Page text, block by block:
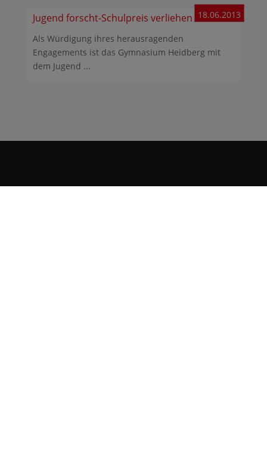
Jugend forscht-Schulpreis verliehen 18.06.2013
Als Würdigung ihres herausragenden
Engagements ist das Gymnasium Heidberg mit
dem Jugend ...